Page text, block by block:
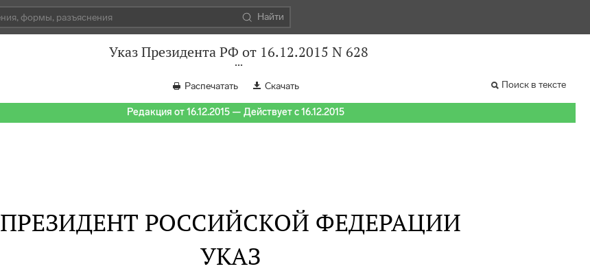
Найти
Указ Президента РФ от 16.12.2015 N 628
Распечатать Скачать Поиск в тексте
Редакция от 16.12.2015 — Действует с 16.12.2015
ПРЕЗИДЕНТ РОССИЙСКОЙ ФЕДЕРАЦИИ
УКАЗ